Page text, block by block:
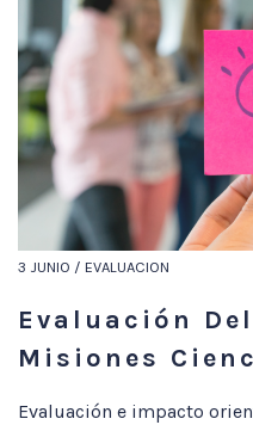
3 JUNIO / EVALUACION
Evaluación
Misiones
Evaluación e impacto